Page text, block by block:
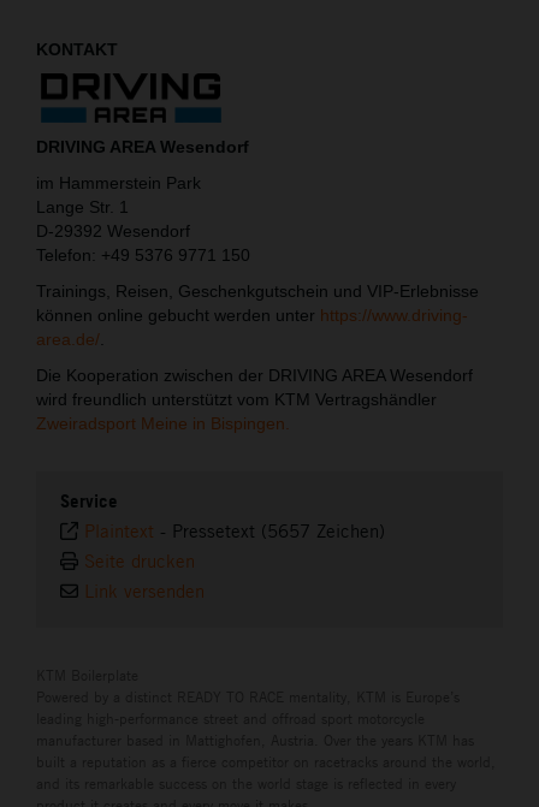
KONTAKT
DRIVING AREA Wesendorf
im Hammerstein Park
Lange Str. 1
D-29392 Wesendorf
Telefon: +49 5376 9771 150
Trainings, Reisen, Geschenkgutschein und VIP-Erlebnisse
können online gebucht werden unter https://www.driving-
area.de/
Die Kooperation zwischen der DRIVING AREA Wesendorf
wird freundlich unterstützt vom KTM Vertragshändler
Zweiradsport Meine in Bispingen.
Service
Plaintext - Pressetext (5657 Zeichen)
Seite drucken
Link versenden